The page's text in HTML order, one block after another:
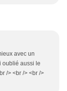
avec un
oublié aussi le
/> <br /> <br />